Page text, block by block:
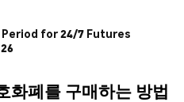
for 24/7 Futures
화폐를 구매하는 방법